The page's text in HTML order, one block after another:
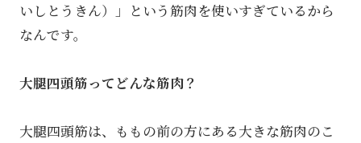
いしとうきん）」という筋肉を使いすぎているから
なんです。
大腿四頭筋ってどんな筋肉？
大腿四頭筋は、ももの前の方にある大きな筋肉のこ